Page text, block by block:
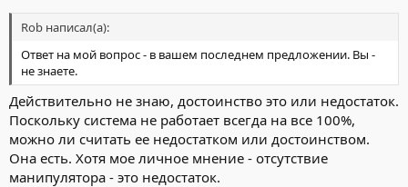
Rob написал(а):
Ответ на мой вопрос - в вашем последнем предложении. Вы -
не знаете.
Действительно не знаю, достоинство это или недостаток.
Поскольку система не работает всегда на все 100%,
можно ли считать ее недостатком или достоинством.
Она есть. Хотя мое личное мнение - отсутствие
манипулятора - это недостаток.